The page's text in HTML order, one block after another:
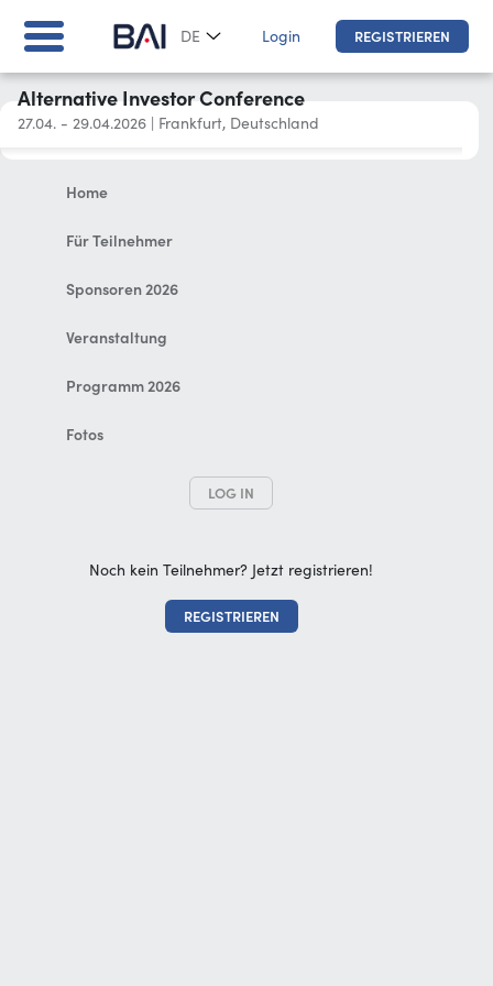
Alternative Investor Conference
27.04. - 29.04.2026 | Frankfurt, Deutschland
Home
Für Teilnehmer
Sponsoren 2026
Veranstaltung
Programm 2026
Fotos
LOG IN
Noch kein Teilnehmer? Jetzt registrieren!
REGISTRIEREN
DE Login REGISTRIEREN